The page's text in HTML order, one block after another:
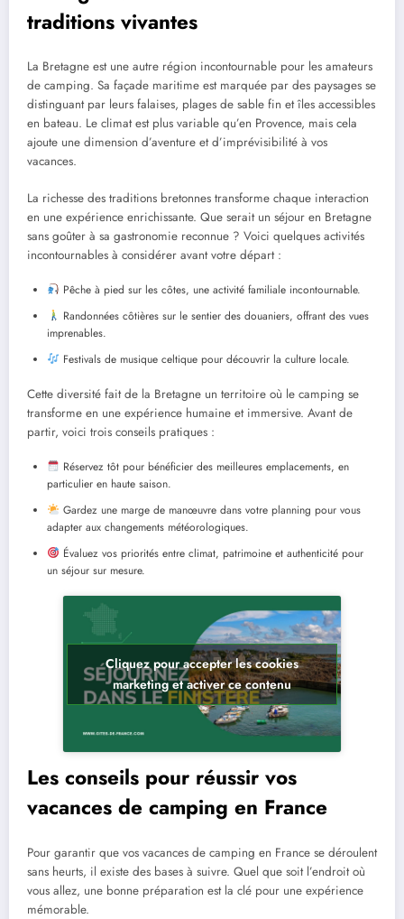
traditions vivantes
La Bretagne est une autre région incontournable pour les amateurs
de camping. Sa façade maritime est marquée par des paysages se
distinguant par leurs falaises, plages de sable fin et îles accessibles
en bateau. Le climat est plus variable qu’en Provence, mais cela
ajoute une dimension d’aventure et d’imprévisibilité à vos
vacances.
La richesse des traditions bretonnes transforme chaque interaction
en une expérience enrichissante. Que serait un séjour en Bretagne
sans goûter à sa gastronomie reconnue ? Voici quelques activités
incontournables à considérer avant votre départ :
Pêche à pied sur les côtes, une activité familiale incontournable.
Randonnées côtières sur le sentier des douaniers, offrant des vues
imprenables.
Festivals de musique celtique pour découvrir la culture locale.
Cette diversité fait de la Bretagne un territoire où le camping se
transforme en une expérience humaine et immersive. Avant de
partir, voici trois conseils pratiques :
Réservez tôt pour bénéficier des meilleures emplacements, en
particulier en haute saison.
Gardez une marge de manœuvre dans votre planning pour vous
adapter aux changements météorologiques.
Évaluez vos priorités entre climat, patrimoine et authenticité pour
un séjour sur mesure.
Cliquez pour accepter les cookies
marketing et activer ce contenu
Les conseils pour réussir vos
vacances de camping en France
Pour garantir que vos vacances de camping en France se déroulent
sans heurts, il existe des bases à suivre. Quel que soit l’endroit où
vous allez, une bonne préparation est la clé pour une expérience
mémorable.